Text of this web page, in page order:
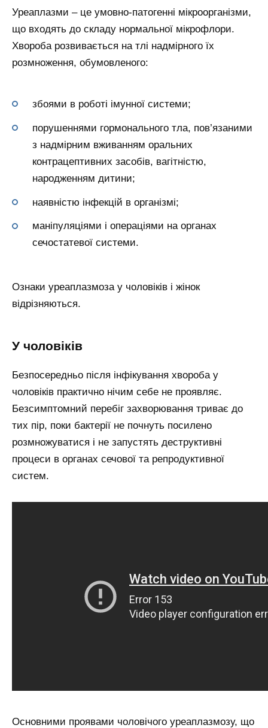
Уреаплазми – це умовно-патогенні мікроорганізми,
що входять до складу нормальної мікрофлори.
Хвороба розвивається на тлі надмірного їх
розмноження, обумовленого:
збоями в роботі імунної системи;
порушеннями гормонального тла, пов’язаними
з надмірним вживанням оральних
контрацептивних засобів, вагітністю,
народженням дитини;
наявністю інфекцій в організмі;
маніпуляціями і операціями на органах
сечостатевої системи.
Ознаки уреаплазмоза у чоловіків і жінок
відрізняються.
У чоловіків
Безпосередньо після інфікування хвороба у
чоловіків практично нічим себе не проявляє.
Безсимптомний перебіг захворювання триває до
тих пір, поки бактерії не почнуть посилено
розмножуватися і не запустять деструктивні
процеси в органах сечової та репродуктивної
систем.
Основними проявами чоловічого уреаплазмозу, що